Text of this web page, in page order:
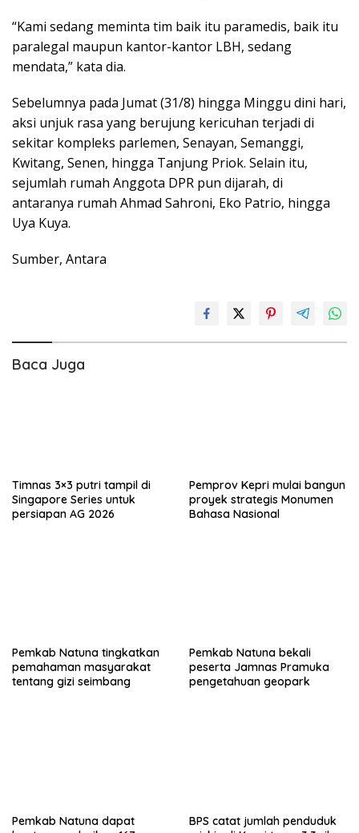
“Kami sedang meminta tim baik itu paramedis, baik itu
paralegal maupun kantor-kantor LBH, sedang
mendata,” kata dia.
Sebelumnya pada Jumat (31/8) hingga Minggu dini hari,
aksi unjuk rasa yang berujung kericuhan terjadi di
sekitar kompleks parlemen, Senayan, Semanggi,
Kwitang, Senen, hingga Tanjung Priok. Selain itu,
sejumlah rumah Anggota DPR pun dijarah, di
antaranya rumah Ahmad Sahroni, Eko Patrio, hingga
Uya Kuya.
Sumber, Antara
Baca Juga
Timnas 3×3 putri tampil di
Singapore Series untuk
persiapan AG 2026
Pemprov Kepri mulai bangun
proyek strategis Monumen
Bahasa Nasional
Pemkab Natuna tingkatkan
pemahaman masyarakat
tentang gizi seimbang
Pemkab Natuna bekali
peserta Jamnas Pramuka
pengetahuan geopark
Pemkab Natuna dapat
BPS catat jumlah penduduk